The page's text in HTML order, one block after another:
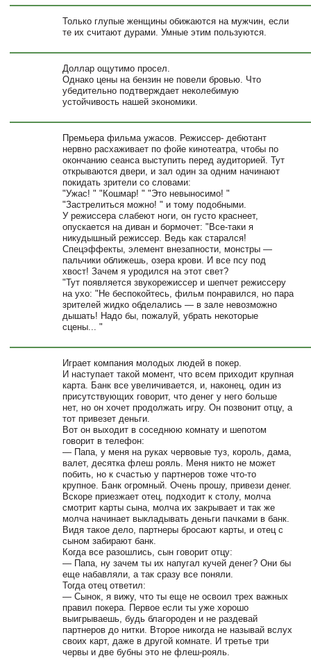
Только глупые женщины обижаются на мужчин, если
те их считают дурами. Умные этим пользуются.
Доллар ощутимо просел.
Однако цены на бензин не повели бровью. Что
убедительно подтверждает неколебимую
устойчивость нашей экономики.
Премьера фильма ужасов. Режиссер- дебютант
нервно расхаживает по фойе кинотеатра, чтобы по
окончанию сеанса выступить перед аудиторией. Тут
открываются двери, и зал один за одним начинают
покидать зрители со словами:
"Ужас! " "Кошмар! " "Это невыносимо! "
"Застрелиться можно! " и тому подобными.
У режиссера слабеют ноги, он густо краснеет,
опускается на диван и бормочет: "Все-таки я
никудышный режиссер. Ведь как старался!
Спецэффекты, элемент внезапности, монстры —
пальчики оближешь, озера крови. И все псу под
хвост! Зачем я уродился на этот свет?
"Тут появляется звукорежиссер и шепчет режиссеру
на ухо: "Не беспокойтесь, фильм понравился, но пара
зрителей жидко обделались — в зале невозможно
дышать! Надо бы, пожалуй, убрать некоторые
сцены... "
Играет компания молодых людей в покер.
И наступает такой момент, что всем приходит крупная
карта. Банк все увеличивается, и, наконец, один из
присутствующих говорит, что денег у него больше
нет, но он хочет продолжать игру. Он позвонит отцу, а
тот привезет деньги.
Вот он выходит в соседнюю комнату и шепотом
говорит в телефон:
— Папа, у меня на руках червовые туз, король, дама,
валет, десятка флеш рояль. Меня никто не может
побить, но к счастью у партнеров тоже что-то
крупное. Банк огромный. Очень прошу, привези денег.
Вскоре приезжает отец, подходит к столу, молча
смотрит карты сына, молча их закрывает и так же
молча начинает выкладывать деньги пачками в банк.
Видя такое дело, партнеры бросают карты, и отец с
сыном забирают банк.
Когда все разошлись, сын говорит отцу:
— Папа, ну зачем ты их напугал кучей денег? Они бы
еще набавляли, а так сразу все поняли.
Тогда отец ответил:
— Сынок, я вижу, что ты еще не освоил трех важных
правил покера. Первое если ты уже хорошо
выигрываешь, будь благороден и не раздевай
партнеров до нитки. Второе никогда не называй вслух
своих карт, даже в другой комнате. И третье три
червы и две бубны это не флеш-рояль.